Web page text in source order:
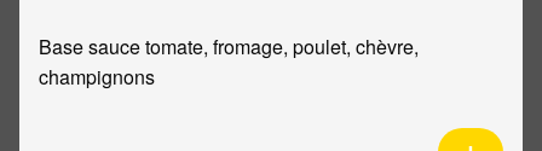
Base sauce tomate, fromage, poulet, chèvre,
champignons